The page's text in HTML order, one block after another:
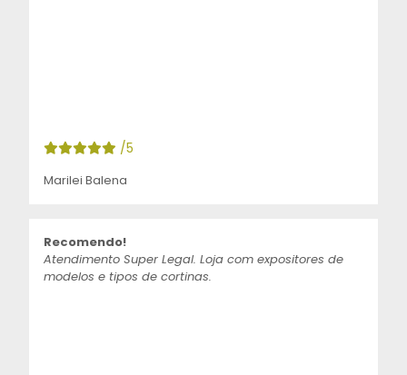
/5
Marilei Balena
Recomendo!
Atendimento Super Legal. Loja com expositores de
modelos e tipos de cortinas.